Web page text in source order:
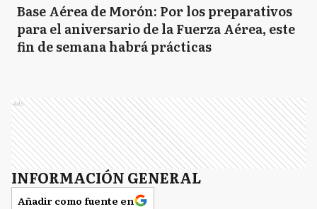
Base Aérea de Morón: Por los preparativos
para el aniversario de la Fuerza Aérea, este
fin de semana habrá prácticas
Ads
INFORMACIÓN GENERAL
Añadir como fuente en